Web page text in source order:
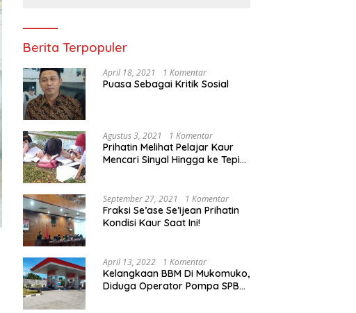
Berita Terpopuler
April 18, 2021 1 Komentar
Puasa Sebagai Kritik Sosial
Agustus 3, 2021 1 Komentar
Prihatin Melihat Pelajar Kaur
Mencari Sinyal Hingga ke Tepi
Segera Bertindak
September 27, 2021 1 Komentar
Fraksi Se’ase Se’ijean Prihatin
Kondisi Kaur Saat Ini!
April 13, 2022 1 Komentar
Kelangkaan BBM Di Mukomuko,
Diduga Operator Pompa SPBU